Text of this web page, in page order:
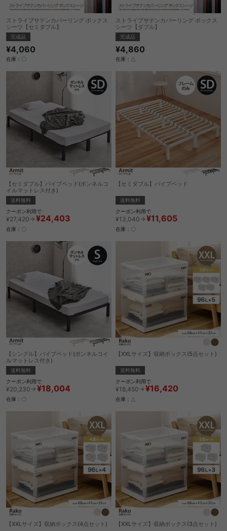
ストライプサテンカバーリング ボックス
シーツ【セミダブル】
完成品
¥4,060
在庫：〇
ストライプサテンカバーリング ボックス
シーツ【ダブル】
完成品
¥4,860
在庫：△
【セミダブル】パイプベッド(ボンネルコ
イルマットレス付き)
送料無料
クーポン利用で
¥27,420→ ¥24,403
在庫：〇
【セミダブル】パイプベッド
送料無料
クーポン利用で
¥13,040→ ¥11,605
在庫：〇
【シングル】パイプベッド(ボンネルコイ
ルマットレス付き)
送料無料
クーポン利用で
¥20,230→ ¥18,004
在庫：〇
【XXLサイズ】収納ボックス(5点セット)
送料無料
クーポン利用で
¥18,450→ ¥16,420
在庫：△
【XXLサイズ】収納ボックス(4点セット) 【XXLサイズ】収納ボックス(3点セット)